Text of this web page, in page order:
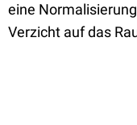
eine
Verzicht auf das